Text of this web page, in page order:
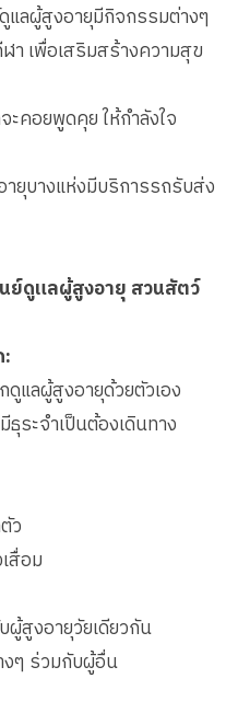
แลผู้สูงอายุมีกิจกรรมต่างๆ
ฬา เพื่อเสริมสร้างความสุข
ะคอยพูดคุย ให้กำลังใจ
ยุบางแห่งมีบริการรถรับส่ง
นย์ดูแลผู้สูงอายุ สวนสัตว์
:
ดูแลผู้สูงอายุด้วยตัวเอง
ระจำเป็นต้องเดินทาง
ว
สื่อม
สูงอายุวัยเดียวกัน
ๆ ร่วมกับผู้อื่น